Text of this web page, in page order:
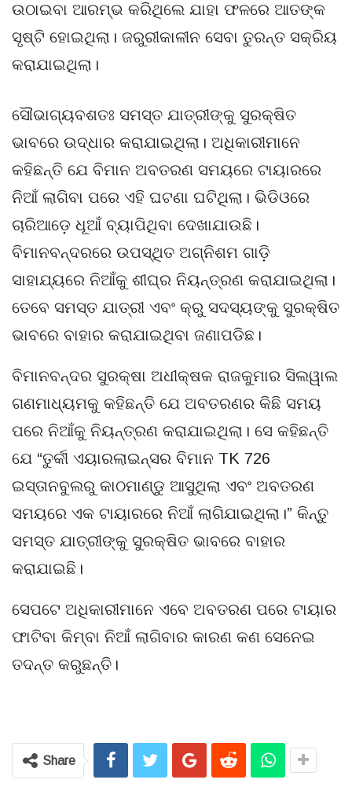
ଉଠାଇବା ଆରମ୍ଭ କରିଥିଲେ ଯାହା ଫଳରେ ଆତଙ୍କ
ସୃଷ୍ଟି ହୋଇଥିଲା। ଜରୁରୀକାଳୀନ ସେବା ତୁରନ୍ତ ସକ୍ରିୟ
କରାଯାଇଥିଲା।
ସୌଭାଗ୍ୟବଶତଃ ସମସ୍ତ ଯାତ୍ରୀଙ୍କୁ ସୁରକ୍ଷିତ
ଭାବରେ ଉଦ୍ଧାର କରାଯାଇଥିଲା। ଅଧିକାରୀମାନେ
କହିଛନ୍ତି ଯେ ବିମାନ ଅବତରଣ ସମୟରେ ଟାୟାରରେ
ନିଆଁ ଲାଗିବା ପରେ ଏହି ଘଟଣା ଘଟିଥିଲା। ଭିଡିଓରେ
ଚାରିଆଡ଼େ ଧୂଆଁ ବ୍ୟାପିଥିବା ଦେଖାଯାଉଛି।
ବିମାନବନ୍ଦରରେ ଉପସ୍ଥିତ ଅଗ୍ନିଶମ ଗାଡ଼ି
ସାହାଯ୍ୟରେ ନିଆଁକୁ ଶୀଘ୍ର ନିୟନ୍ତ୍ରଣ କରାଯାଇଥିଲା।
ତେବେ ସମସ୍ତ ଯାତ୍ରୀ ଏବଂ କ୍ରୁ ସଦସ୍ୟଙ୍କୁ ସୁରକ୍ଷିତ
ଭାବରେ ବାହାର କରାଯାଇଥିବା ଜଣାପଡିଛ।
ବିମାନବନ୍ଦର ସୁରକ୍ଷା ଅଧୀକ୍ଷକ ରାଜକୁମାର ସିଲୱାଲ
ଗଣମାଧ୍ୟମକୁ କହିଛନ୍ତି ଯେ ଅବତରଣର କିଛି ସମୟ
ପରେ ନିଆଁକୁ ନିୟନ୍ତ୍ରଣ କରାଯାଇଥିଲା। ସେ କହିଛନ୍ତି
ଯେ “ତୁର୍କୀ ଏୟାରଲାଇନ୍ସର ବିମାନ TK 726
ଇସ୍ତାନବୁଲରୁ କାଠମାଣ୍ଡୁ ଆସୁଥିଲା ଏବଂ ଅବତରଣ
ସମୟରେ ଏକ ଟାୟାରରେ ନିଆଁ ଲାଗିଯାଇଥିଲା।” କିନ୍ତୁ
ସମସ୍ତ ଯାତ୍ରୀଙ୍କୁ ସୁରକ୍ଷିତ ଭାବରେ ବାହାର
କରାଯାଇଛି।
ସେପଟେ ଅଧିକାରୀମାନେ ଏବେ ଅବତରଣ ପରେ ଟାୟାର
ଫାଟିବା କିମ୍ବା ନିଆଁ ଲାଗିବାର କାରଣ କଣ ସେନେଇ
ତଦନ୍ତ କରୁଛନ୍ତି।
Share